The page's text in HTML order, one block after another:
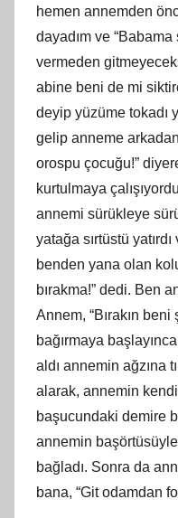
hemen annemden
dayadım ve
vermeden
abine beni de mi
deyip yüzüme tokadı
gelip anneme arkadan
orospu çocuğu!”
kurtulmaya
annemi sürükleye
yatağa sırtüstü
benden yana olan
bırakma!” dedi. Ben
Annem, “Bırakın
bağırmaya
aldı annemin ağzına
alarak, annemin
başucundaki demire
annemin
bağladı. Sonra da
bana, “Git odamdan